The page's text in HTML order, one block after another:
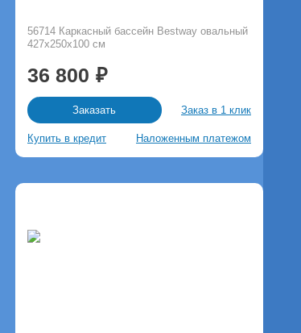
56714 Каркасный бассейн Bestway овальный
427х250х100 см
36 800
Заказать Заказ в 1 клик
Купить в кредит Наложенным платежом